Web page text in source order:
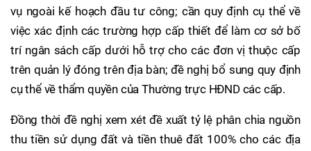
vụ ngoài kế hoạch đầu tư công; cần quy định cụ thể về
việc xác định các trường hợp cấp thiết để làm cơ sở bố
trí ngân sách cấp dưới hỗ trợ cho các đơn vị thuộc cấp
trên quản lý đóng trên địa bàn; đề nghị bổ sung quy định
cụ thể về thẩm quyền của Thường trực HĐND các cấp.
Đồng thời đề nghị xem xét đề xuất tỷ lệ phân chia nguồn
thu tiền sử dụng đất và tiền thuê đất 100% cho các địa